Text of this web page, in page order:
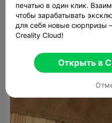
печатью в один клик.
чтобы зарабатывать
для себя новые сюрпризы
Creality Cloud!
Открыть в